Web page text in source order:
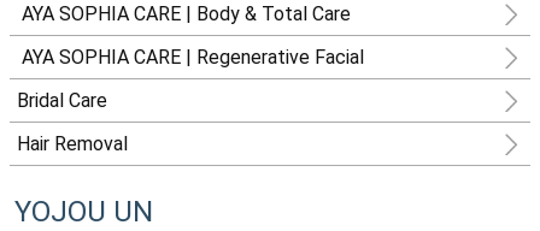
AYA SOPHIA CARE | Body & Total Care
AYA SOPHIA CARE | Regenerative Facial
Bridal Care
Hair Removal
YOJOU UN